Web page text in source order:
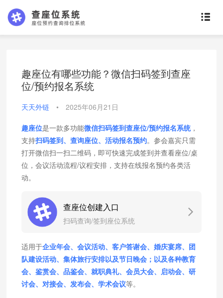
趣座位有哪些功能？微信扫码签到查座
位/预约报名系统
天天外链 • 2025年06月21日
趣座位是一款多功能微信扫码签到查座位/预约报名系统，
支持扫码签到、查询座位、活动报名预约。参会嘉宾只需
打开微信扫一扫二维码，即可快速完成签到并查看座位/桌
位，会议活动流程/议程安排，支持在线报名预约各类活
动。
查座位创建入口
扫码查询/签到座位系统
适用于企业年会、会议活动、客户答谢会、婚庆宴席、团
队建设活动、集体旅行安排以及节日晚会；以及各种教育
会、鉴赏会、品鉴会、就职典礼、会员大会、启动会、研
讨会、对接会、发布会、学术会议等。